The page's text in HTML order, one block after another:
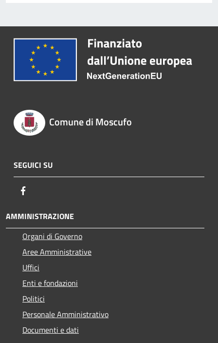
Comune di Moscufo
SEGUICI SU
AMMINISTRAZIONE
Organi di Governo
Aree Amministrative
Uffici
Enti e fondazioni
Politici
Personale Amministrativo
Documenti e dati